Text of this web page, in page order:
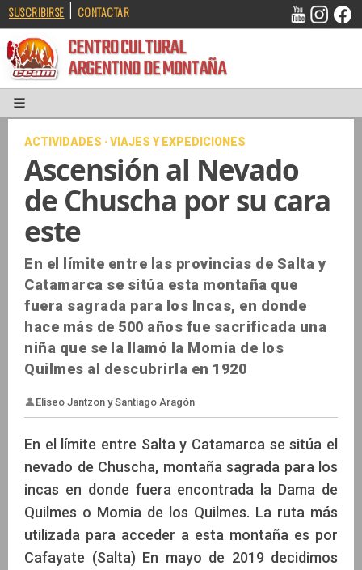
SUSCRIBIRSE | CONTACTAR
CENTRO CULTURAL
ARGENTINO DE MONTAÑA
ACTIVIDADES · VIAJES Y EXPEDICIONES
Ascensión al Nevado
de Chuscha por su cara
este
En el límite entre las provincias de Salta y
Catamarca se sitúa esta montaña que
fuera sagrada para los Incas, en donde
hace más de 500 años fue sacrificada una
niña que se la llamó la Momia de los
Quilmes al descubrirla en 1920
Eliseo Jantzon y Santiago Aragón
En el límite entre Salta y Catamarca se sitúa el
nevado de Chuscha, montaña sagrada para los
incas en donde fuera encontrada la Dama de
Quilmes o Momia de los Quilmes. La ruta más
utilizada para acceder a esta montaña es por
Cafayate (Salta) En mayo de 2019 decidimos